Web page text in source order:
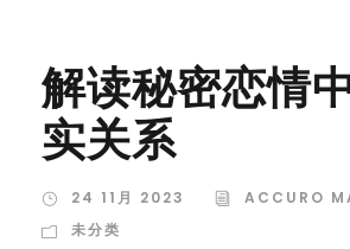
解读秘密恋情
实关系
24 11月 2023
ACCURO
未分类